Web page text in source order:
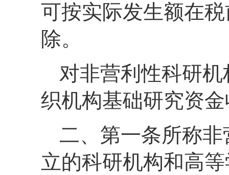
可按实际发生额在
除。
对非营利性科研
织机构基础研究资
二、第一条所称
立的科研机构和高